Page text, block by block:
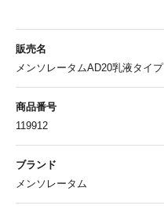
販売名
メンソレータムAD20乳液タイプ
商品番号
119912
ブランド
メンソレータム